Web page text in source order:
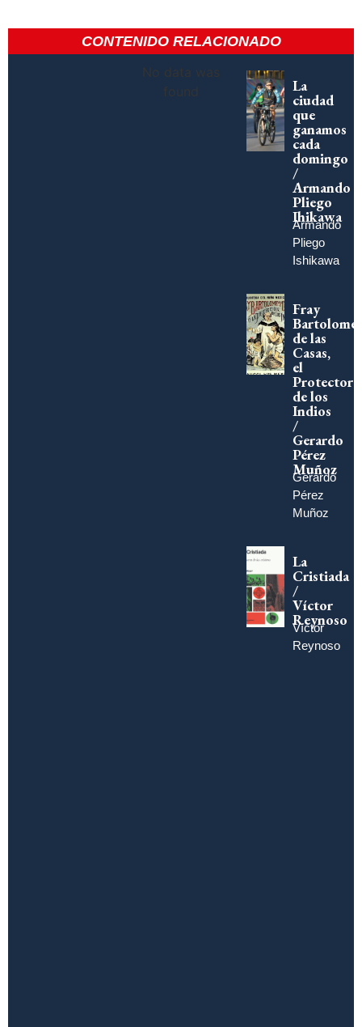
CONTENIDO RELACIONADO
No data was
found
La
ciudad
que
ganamos
cada
domingo
/
Armando
Pliego
Ihikawa
Armando
Pliego
Ishikawa
Fray
Bartolomé
de las
Casas,
el
Protector
de los
Indios
/
Gerardo
Pérez
Muñoz
Gerardo
Pérez
Muñoz
La
Cristiada
/
Víctor
Reynoso
Víctor
Reynoso